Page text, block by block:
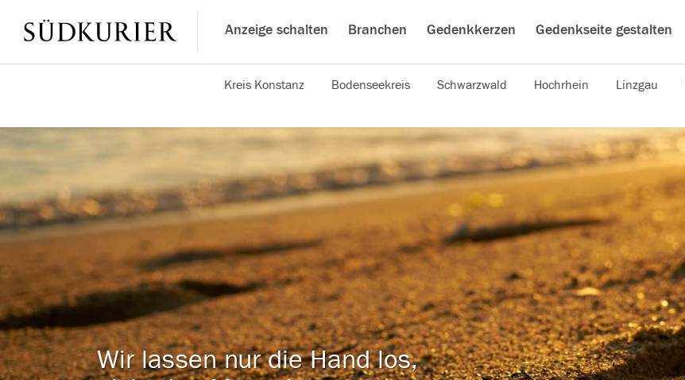
Anzeige schalten Branchen Gedenkkerzen Gedenkseite gestalten
Kreis Konstanz Bodenseekreis Schwarzwald Hochrhein Linzgau
Wir lassen nur die Hand los,